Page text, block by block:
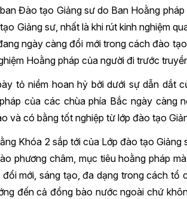
Đào tạo Giảng sư do Ban Hoằng
Giảng sư, nhất là khi rút kinh nghiệm
ngày càng đổi mới trong cách đào
Hoằng pháp của người đi trước
tỏ niềm hoan hỷ bởi dưới sự dẫn dắt
của các chùa phía Bắc ngày
và có bằng tốt nghiệp từ lớp đào tạo
Khóa 2 sắp tới của Lớp đào tạo
phương châm, mục tiêu hoằng pháp
mới, sáng tạo, đa dạng trong cách
đến cả đồng bào nước ngoài chứ